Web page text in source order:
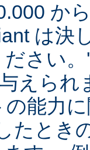
か
は決
さい
えら
能力
たとき